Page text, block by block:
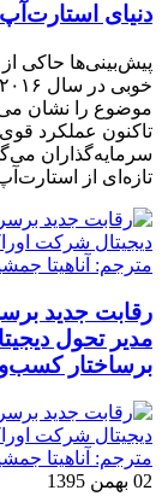
دنیای
پیش‌بینی‌ها حاکی
موضوع را نشان
تاکنون عملکرد
سرمایه‌گذاران
تازه‌ای از
رقابت جدید
مدیر تحول
برساختار
02 بهمن 1395